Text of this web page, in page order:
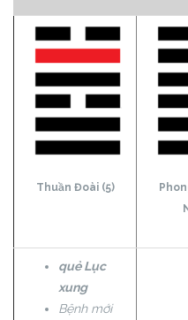
Thuần Đoài (5)
quẻ Lục
xung
Bệnh mới